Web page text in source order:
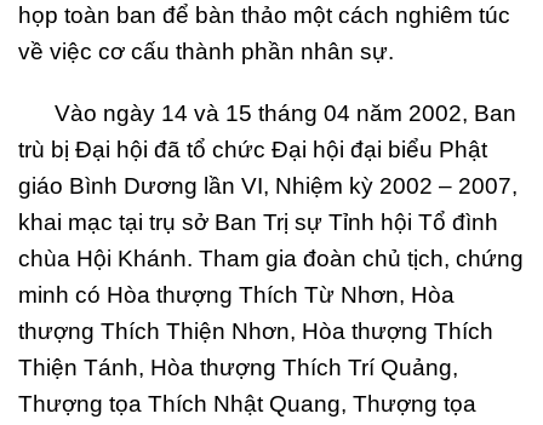
họp toàn ban để bàn thảo một cách nghiêm túc
về việc cơ cấu thành phần nhân sự.
Vào ngày 14 và 15 tháng 04 năm 2002, Ban
trù bị Đại hội đã tổ chức Đại hội đại biểu Phật
giáo Bình Dương lần VI, Nhiệm kỳ 2002 – 2007,
khai mạc tại trụ sở Ban Trị sự Tỉnh hội Tổ đình
chùa Hội Khánh. Tham gia đoàn chủ tịch, chứng
minh có Hòa thượng Thích Từ Nhơn, Hòa
thượng Thích Thiện Nhơn, Hòa thượng Thích
Thiện Tánh, Hòa thượng Thích Trí Quảng,
Thượng tọa Thích Nhật Quang, Thượng tọa